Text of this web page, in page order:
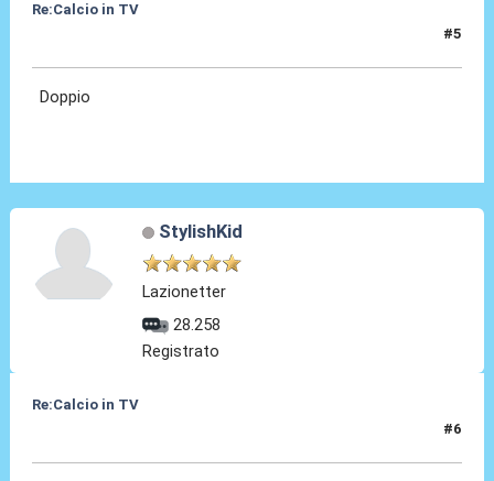
Re:Calcio in TV
#5
Doppio
StylishKid
Lazionetter
28.258
Registrato
Re:Calcio in TV
#6